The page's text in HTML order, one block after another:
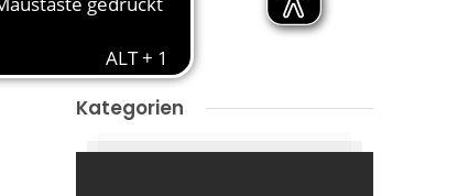
Kategorien